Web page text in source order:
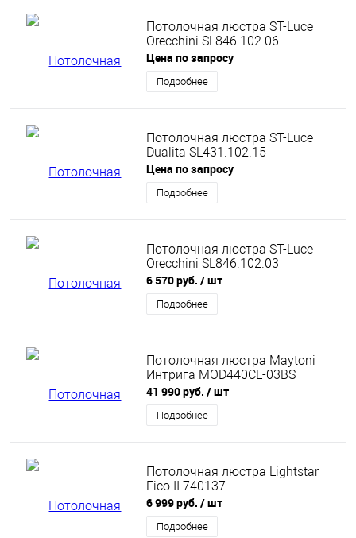
Потолочная люстра ST-Luce
Orecchini SL846.102.06
Цена по запросу
Подробнее
Потолочная люстра ST-Luce
Dualita SL431.102.15
Цена по запросу
Подробнее
Потолочная люстра ST-Luce
Orecchini SL846.102.03
6 570 руб. / шт
Подробнее
Потолочная люстра Maytoni
Интрига MOD440CL-03BS
41 990 руб. / шт
Подробнее
Потолочная люстра Lightstar
Fico II 740137
6 999 руб. / шт
Подробнее